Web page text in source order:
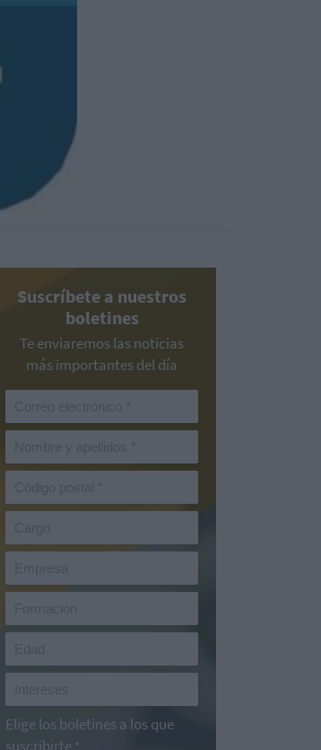
Suscríbete a nuestros
boletines
Te enviaremos las noticias
más importantes del día
Elige los boletines a los que
suscribirte *